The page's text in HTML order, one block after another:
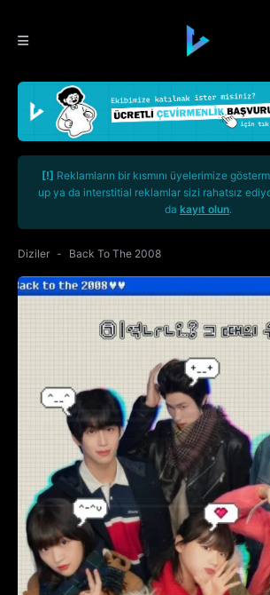
[!] Reklamların bir kısmını üyelerimize
up ya da interstitial reklamlar sizi rahatsız
da kayıt olun.
Diziler Back To The 2008